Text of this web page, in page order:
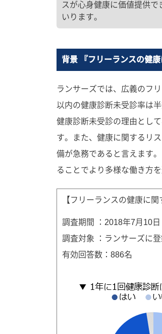
スが心身健康に価値提供
いります。
背景 『フリーランスの健
ランサーズでは、広義のフ
以内の健康診断未受診率は
健康診断未受診の理由とし
す。また、健康に関するリ
備が急務であると言えます
ることでより多様な働き方
【フリーランスの健康に
調査期間 ：2018年7月10
調査対象 ：ランサーズに
有効回答数：886名